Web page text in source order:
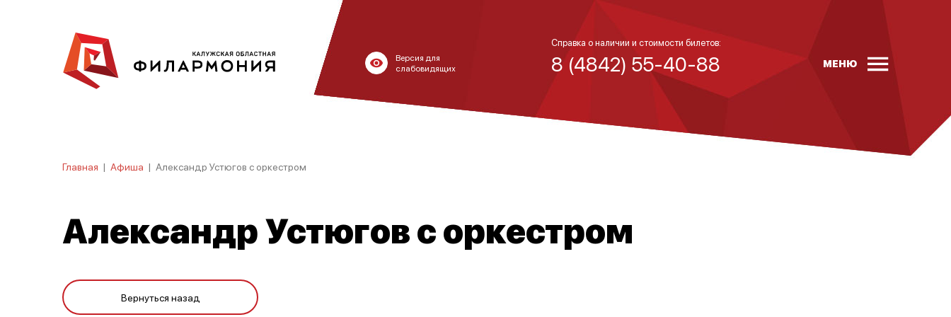
Версия для
слабовидящих
Справка о наличии и стоимости билетов:
8 (4842) 55-40-88 МЕНЮ
Главная | Афиша | Александр Устюгов с оркестром
Александр Устюгов с оркестром
Вернуться назад